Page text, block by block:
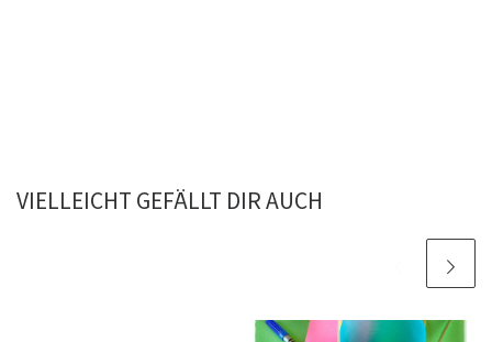
VIELLEICHT GEFÄLLT DIR AUCH